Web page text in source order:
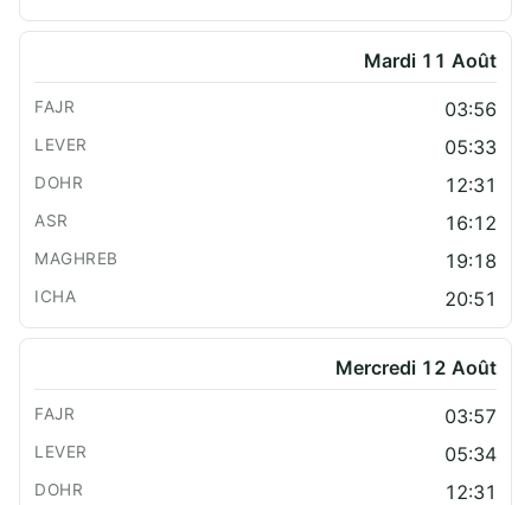
Mardi 11 Août
03:56
05:33
12:31
16:12
19:18
20:51
Mercredi 12 Août
03:57
05:34
12:31